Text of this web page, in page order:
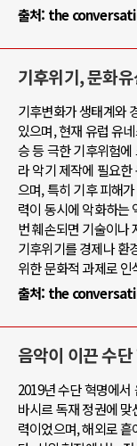
출처: the
기후위기, 문화
기후변화가 생태계와
있으며, 현재 유럽 유
승 등 극한 기후위험
라 악기 제작에 필요
으며, 특히 기후 피해
력이 동시에 악화하는
번 훼손되면 기술이나
기후위기를 경제나 환
위한 문화적 과제로
출처: the
음악이 이끈 수단
2019년 수단 혁명에
바시르 독재 정권에
력이었으며, 해외로